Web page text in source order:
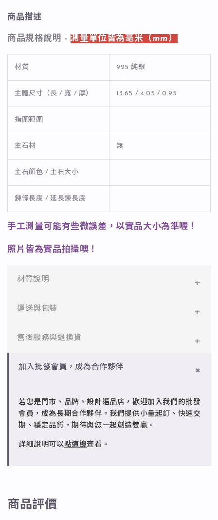
商品描述
商品規格說明 -測量單位皆為毫米（mm）
材質 925 純銀
主體尺寸（長 / 寬 / 厚） 13.65 / 4.05 / 0.95
指圍範圍
主石材 無
主石顏色 / 主石大小
鍊條長度 / 延長鍊長度
手工測量可能有些微誤差，以實品大小為準喔！
照片皆為實品拍攝噢！
材質說明
✻ 316L不鏽鋼
✻ 925純銀
設計。
運送與包裝
一般會員：一件即享免運與精美包裝，超商取貨或宅配
批發會員：達門檻享免運優惠，出貨時間約為2個工作
售後服務與退換貨
✻ 一般會員
✻ 批發會員
請聯繫 LINE 客服 @jfq1926j 協助處理。
加入批發會員，成為合作夥伴
若您是門市、品牌、設計選品店，歡迎加入我們的批發
會員，成為長期合作夥伴。我們提供小量起訂、快速交
期、穩定品質，期待與您一起創造雙贏。
詳細說明可以點這邊查看。
商品評價